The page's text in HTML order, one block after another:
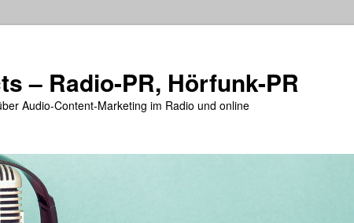
– Radio-PR, Hörfunk-PR
Audio-Content-Marketing im Radio und online